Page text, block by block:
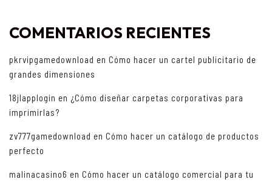
COMENTARIOS RECIENTES
pkrvipgamedownload en Cómo hacer un cartel publicitario de
grandes dimensiones
18jlapplogin en ¿Cómo diseñar carpetas corporativas para
imprimirlas?
zv777gamedownload en Cómo hacer un catálogo de productos
perfecto
malinacasino6 en Cómo hacer un catálogo comercial para tu